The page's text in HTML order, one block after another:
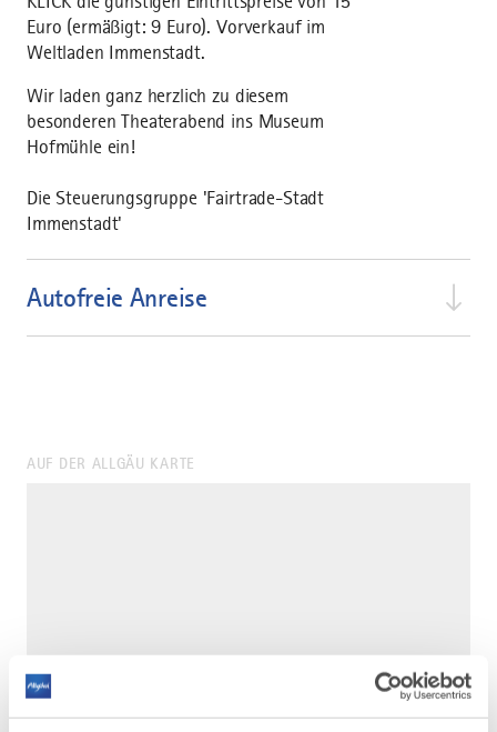
Euro (ermäßigt: 9 Euro). Vorverkauf im
Weltladen Immenstadt.
Wir laden ganz herzlich zu diesem
besonderen Theaterabend ins Museum
Hofmühle ein!
Die Steuerungsgruppe 'Fairtrade-Stadt
Immenstadt'
Autofreie Anreise
AUF DER ALLGÄU KARTE